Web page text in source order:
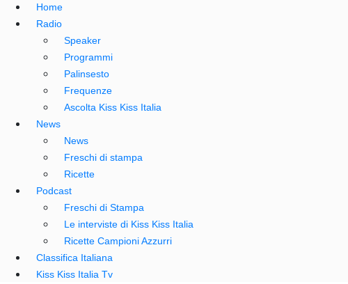
Home
Radio
Speaker
Programmi
Palinsesto
Frequenze
Ascolta Kiss Kiss Italia
News
News
Freschi di stampa
Ricette
Podcast
Freschi di Stampa
Le interviste di Kiss Kiss Italia
Ricette Campioni Azzurri
Classifica Italiana
Kiss Kiss Italia Tv